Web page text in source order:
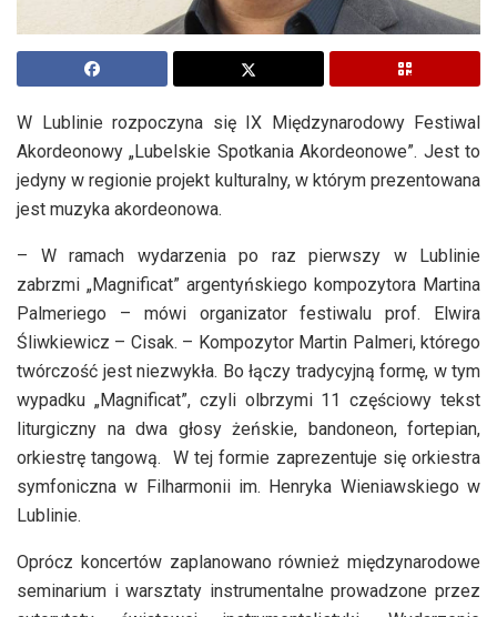
W Lublinie rozpoczyna się IX Międzynarodowy Festiwal
Akordeonowy „Lubelskie Spotkania Akordeonowe”. Jest to
jedyny w regionie projekt kulturalny, w którym prezentowana
jest muzyka akordeonowa.
– W ramach wydarzenia po raz pierwszy w Lublinie
zabrzmi „Magnificat” argentyńskiego kompozytora Martina
Palmeriego – mówi organizator festiwalu prof. Elwira
Śliwkiewicz – Cisak. – Kompozytor Martin Palmeri, którego
twórczość jest niezwykła. Bo łączy tradycyjną formę, w tym
wypadku „Magnificat”, czyli olbrzymi 11 częściowy tekst
liturgiczny na dwa głosy żeńskie, bandoneon, fortepian,
orkiestrę tangową. W tej formie zaprezentuje się orkiestra
symfoniczna w Filharmonii im. Henryka Wieniawskiego w
Lublinie.
Oprócz koncertów zaplanowano również międzynarodowe
seminarium i warsztaty instrumentalne prowadzone przez